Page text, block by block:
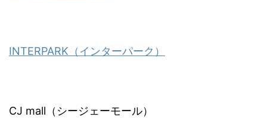
INTERPARK（インターパーク）
CJ mall（シージェーモール）